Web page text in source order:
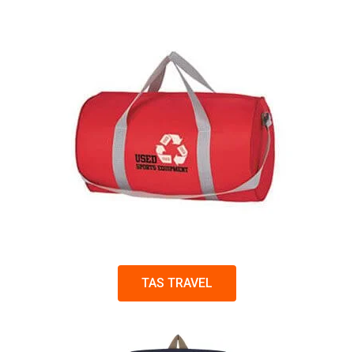
TAS TRAVEL